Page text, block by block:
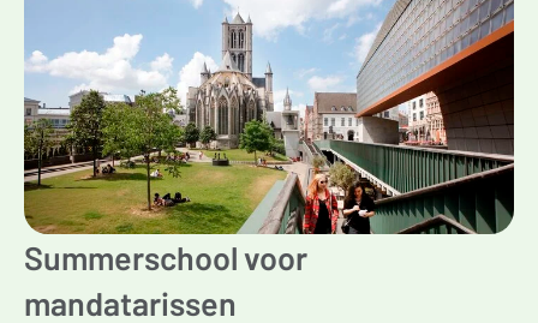
Summerschool voor
mandatarissen